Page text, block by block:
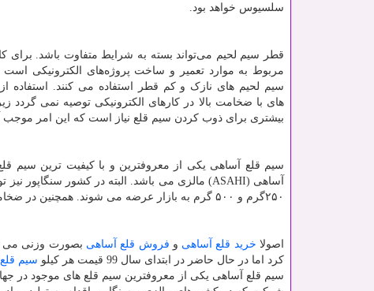
سلسیوس خواهد بود.
قطر سیم لحیم می‌تواند بسته به شرایط متفاوت باشد. برای
مربوط به موارد تعمیر و ساخت پروژه‌های الکترونیکی است
سیم لحیم های نازک و کم قطر استفاده می کنند. استفاده
های با ضخامت بالا در کارهای الکترونیکی توصیه نمی گردد
بیشتری برای ذوب کردن سیم قلع نیاز است که این امر موجب
سیم قلع آساهی یکی از معروفترین و با کیفیت ترین سیم
آساهی (ASAHI
۲۵۰گرم و ۵۰۰ گرم به بازار عرضه می شوند. همچنین در ضخامت های مختلف ۰٫۴ ، ۰٫۸ ، ۱ ، ۱٫۶میلیمتر و …
اصولا خرید قلع آساهی و فروش قلع آساهی بصورت وزنی می
کرد اما در حال حاضر در ابتدای سال 99 قیمت هر کیلو
سیم
سیم قلع آساهی یکی از معروفترین سیم قلع های موجود در